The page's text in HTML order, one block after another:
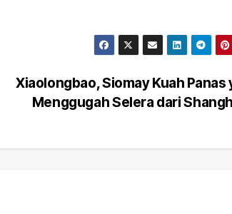
Xiaolongbao, Siomay Kuah Panas
Menggugah Selera dari